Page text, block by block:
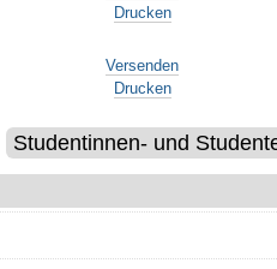
Drucken
Versenden
Drucken
Studentinnen- und